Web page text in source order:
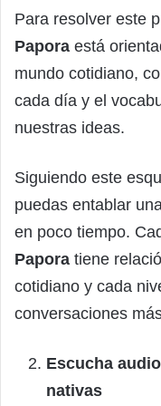
Para resolver este
Papora está
mundo cotidiano,
cada día y el
nuestras ideas.
Siguiendo este
puedas entablar
en poco tiempo.
Papora tiene
cotidiano y cada
conversaciones
Escucha
nativas